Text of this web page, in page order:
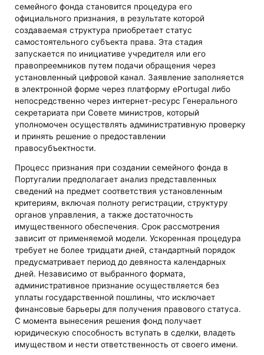
семейного фонда становится процедура его
официального признания, в результате которой
создаваемая структура приобретает статус
самостоятельного субъекта права. Эта стадия
запускается по инициативе учредителя или его
правопреемников путем подачи обращения через
установленный цифровой канал. Заявление заполняется
в электронной форме через платформу ePortugal либо
непосредственно через интернет-ресурс Генерального
секретариата при Совете министров, который
уполномочен осуществлять административную проверку
и принять решение о предоставлении
правосубъектности.
Процесс признания при создании семейного фонда в
Португалии предполагает анализ представленных
сведений на предмет соответствия установленным
критериям, включая полноту регистрации, структуру
органов управления, а также достаточность
имущественного обеспечения. Срок рассмотрения
зависит от применяемой модели. Ускоренная процедура
требует не более тридцати дней, стандартный порядок
предусматривает период до девяноста календарных
дней. Независимо от выбранного формата,
административное признание осуществляется без
уплаты государственной пошлины, что исключает
финансовые барьеры для получения правового статуса.
С момента вынесения решения фонд получает
юридическую способность вступать в сделки, владеть
имуществом и нести ответственность от своего имени.